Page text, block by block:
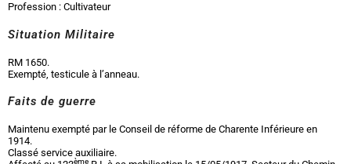
Profession : Cultivateur
Situation Militaire
RM 1650.
Exempté, testicule à l’anneau.
Faits de guerre
Maintenu exempté par le Conseil de réforme de Charente Inférieure en
1914.
Classé service auxiliaire.
ème